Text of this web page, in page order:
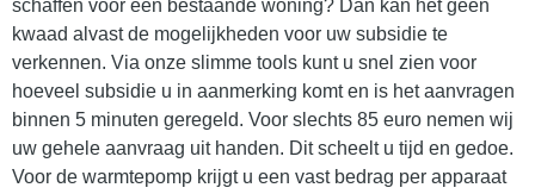
schaffen voor een bestaande woning? Dan kan het geen
kwaad alvast de mogelijkheden voor uw subsidie te
verkennen. Via onze slimme tools kunt u snel zien voor
hoeveel subsidie u in aanmerking komt en is het aanvragen
binnen 5 minuten geregeld. Voor slechts 85 euro nemen wij
uw gehele aanvraag uit handen. Dit scheelt u tijd en gedoe.
Voor de warmtepomp krijgt u een vast bedrag per apparaat